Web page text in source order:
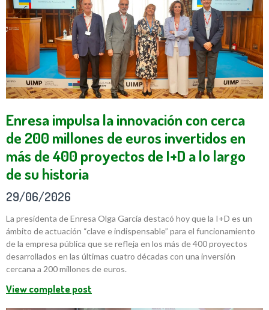
Enresa impulsa la innovación con cerca
de 200 millones de euros invertidos en
más de 400 proyectos de I+D a lo largo
de su historia
29/06/2026
La presidenta de Enresa Olga García destacó hoy que la I+D es un
ámbito de actuación “clave e indispensable” para el funcionamiento
de la empresa pública que se refleja en los más de 400 proyectos
desarrollados en las últimas cuatro décadas con una inversión
cercana a 200 millones de euros.
View complete post